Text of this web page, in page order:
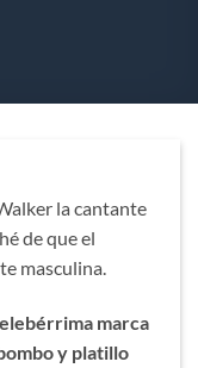
la cantante
de que el
masculina.
marca
y platillo